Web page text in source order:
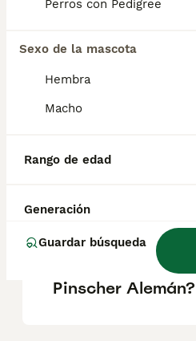
Perros con Pedigree
Sexo de la mascota
Hembra
Macho
Rango de edad
Generación
Guardar búsqueda
carácter es fuerte y son
¿Cuánto cuesta
buenos perros?
¿Qué tamaño
Pinscher Alemán?